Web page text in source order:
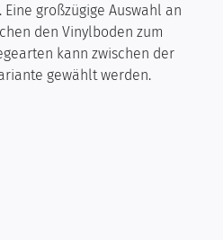
großzügige Auswahl an
den Vinylboden zum
kann zwischen der
gewählt werden.